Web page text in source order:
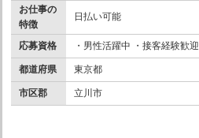
お仕事の
特徴
日払い可能
応募資格 ・男性活躍中 ・接客経験歓迎
都道府県 東京都
市区郡 立川市